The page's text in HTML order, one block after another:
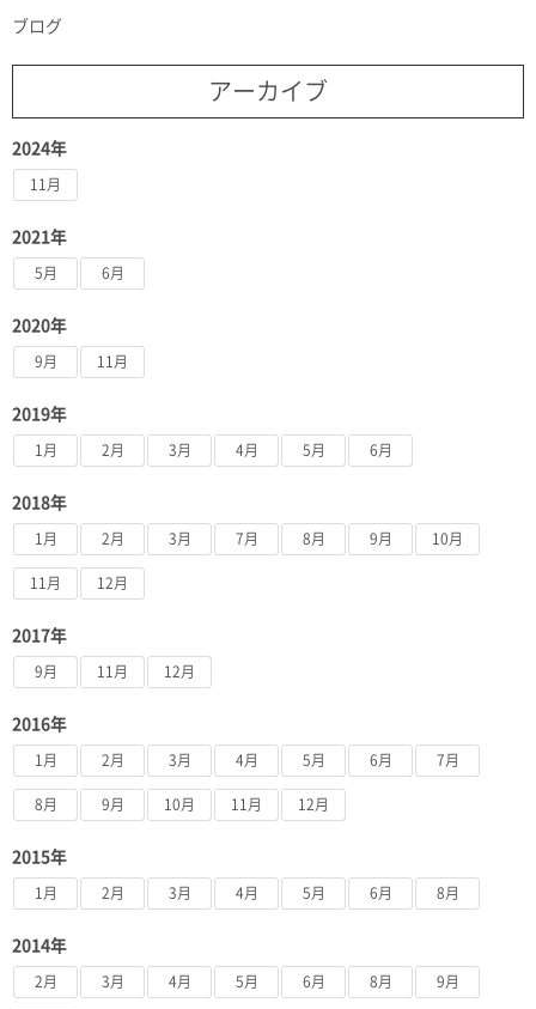
ブログ
アーカイブ
2024年
11月
2021年
5月 6月
2020年
9月 11月
2019年
1月 2月 3月 4月 5月 6月
2018年
1月 2月 3月 7月 8月 9月 10月
11月 12月
2017年
9月 11月 12月
2016年
1月 2月 3月 4月 5月 6月 7月
8月 9月 10月 11月 12月
2015年
1月 2月 3月 4月 5月 6月 8月
2014年
2月 3月 4月 5月 6月 8月 9月